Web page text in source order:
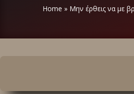
Home » Μην έρθεις να με